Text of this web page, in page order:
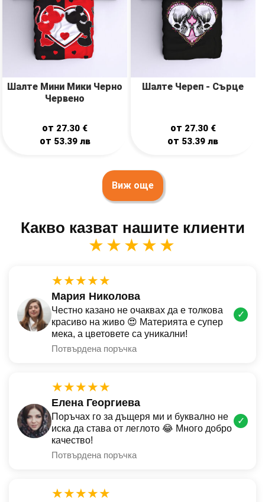
Шалте Мини Мики Черно
Червено
от 27.30 €
от 53.39 лв
Шалте Череп - Сърце
от 27.30 €
от 53.39лв
Виж още
Какво казват нашите клиенти
★★★★★
★★★★★
Мария Николова
Честно казано не очаквах да е толкова
красиво на живо 😍 Материята е супер
мека, а цветовете са уникални!
Потвърдена поръчка
✓
★★★★★
Елена Георгиева
Поръчах го за дъщеря ми и буквално не
иска да става от леглото 😂 Много добро
качество!
Потвърдена поръчка
✓
★★★★★